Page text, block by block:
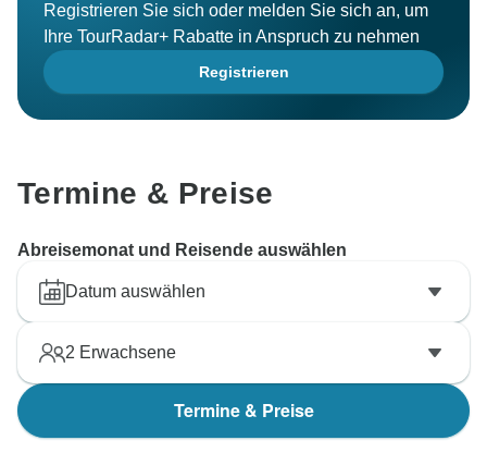
Registrieren Sie sich oder melden Sie sich an, um
Ihre TourRadar+ Rabatte in Anspruch zu nehmen
Registrieren
Termine & Preise
Abreisemonat und Reisende auswählen
Datum auswählen
2 Erwachsene
Termine & Preise